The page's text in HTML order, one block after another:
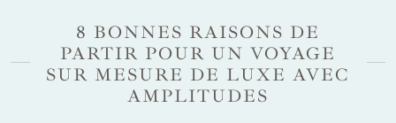
8 BONNES RAISONS DE
PARTIR POUR UN VOYAGE
SUR MESURE DE LUXE AVEC
AMPLITUDES